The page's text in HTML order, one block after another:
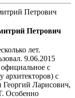
Петрович
лет.
9.06.2015
с
архитекторов) с
Ларисович,
Особенно